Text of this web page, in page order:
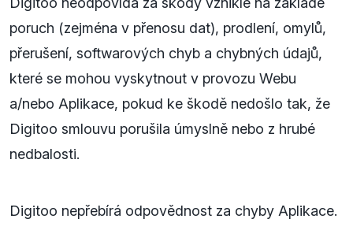
poruch (zejména v přenosu dat), prodlení, omylů,
přerušení, softwarových chyb a chybných údajů,
které se mohou vyskytnout v provozu Webu
a/nebo Aplikace, pokud ke škodě nedošlo tak, že
Digitoo smlouvu porušila úmyslně nebo z hrubé
nedbalosti.
Digitoo nepřebírá odpovědnost za chyby Aplikace.